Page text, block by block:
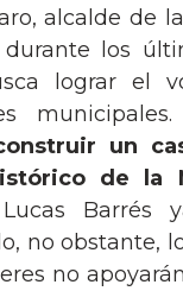
alcalde de
durante los
lograr el
un
de la
Lucas Barrés
no obstante,
no